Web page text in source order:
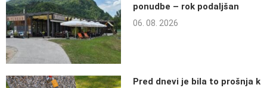
ponudbe – rok podaljšan
06. 08. 2026
Pred dnevi je bila to prošnja k